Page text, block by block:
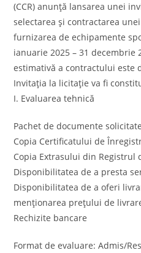
(CCR) anunță lansarea unei
selectarea și contractarea
furnizarea de echipamente
ianuarie 2025 – 31 decembrie
estimativă a contractului este
Invitația la licitație va fi
I. Evaluarea tehnică
Pachet de documente
Copia Certificatului de
Copia Extrasului din Registrul
Disponibilitatea de a presta
Disponibilitatea de a oferi
menționarea prețului de
Rechizite bancare
Format de evaluare: Admis/